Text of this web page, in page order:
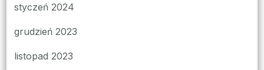
styczeń 2024
grudzień 2023
listopad 2023